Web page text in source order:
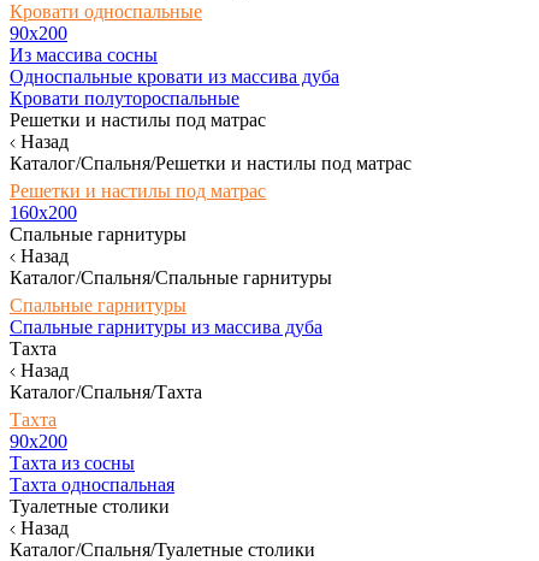
Кровати односпальные
90х200
Из массива сосны
Односпальные кровати из массива дуба
Кровати полутороспальные
Решетки и настилы под матрас
Назад
Каталог/Спальня/Решетки и настилы под матрас
Решетки и настилы под матрас
160х200
Спальные гарнитуры
Назад
Каталог/Спальня/Спальные гарнитуры
Спальные гарнитуры
Спальные гарнитуры из массива дуба
Тахта
Назад
Каталог/Спальня/Тахта
Тахта
90х200
Тахта из сосны
Тахта односпальная
Туалетные столики
Назад
Каталог/Спальня/Туалетные столики